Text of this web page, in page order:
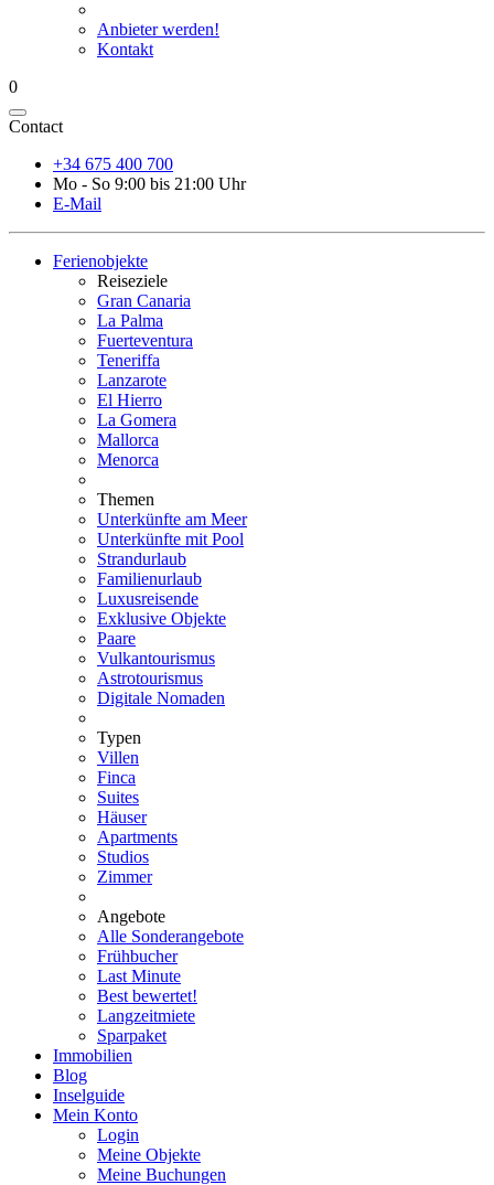
Anbieter werden!
Kontakt
0
Contact
+34 675 400 700
Mo - So 9:00 bis 21:00 Uhr
E-Mail
Ferienobjekte
Reiseziele
Gran Canaria
La Palma
Fuerteventura
Teneriffa
Lanzarote
El Hierro
La Gomera
Mallorca
Menorca
Themen
Unterkünfte am Meer
Unterkünfte mit Pool
Strandurlaub
Familienurlaub
Luxusreisende
Exklusive Objekte
Paare
Vulkantourismus
Astrotourismus
Digitale Nomaden
Typen
Villen
Finca
Suites
Häuser
Apartments
Studios
Zimmer
Angebote
Alle Sonderangebote
Frühbucher
Last Minute
Best bewertet!
Langzeitmiete
Sparpaket
Immobilien
Blog
Inselguide
Mein Konto
Login
Meine Objekte
Meine Buchungen